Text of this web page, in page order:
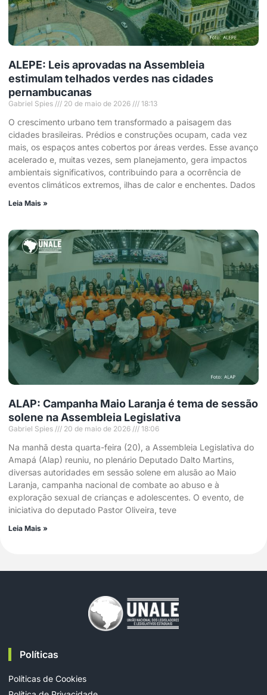
ALEPE: Leis aprovadas na Assembleia
estimulam telhados verdes nas cidades
pernambucanas
Gabriel Spies 20 de maio de 2026 18:13
O crescimento urbano tem transformado a paisagem das
cidades brasileiras. Prédios e construções ocupam, cada vez
mais, os espaços antes cobertos por áreas verdes. Esse avanço
acelerado e, muitas vezes, sem planejamento, gera impactos
ambientais significativos, contribuindo para a ocorrência de
eventos climáticos extremos, ilhas de calor e enchentes. Dados
Leia Mais »
ALAP: Campanha Maio Laranja é tema de sessão
solene na Assembleia Legislativa
Gabriel Spies 20 de maio de 2026 18:06
Na manhã desta quarta-feira (20), a Assembleia Legislativa do
Amapá (Alap) reuniu, no plenário Deputado Dalto Martins,
diversas autoridades em sessão solene em alusão ao Maio
Laranja, campanha nacional de combate ao abuso e à
exploração sexual de crianças e adolescentes. O evento, de
iniciativa do deputado Pastor Oliveira, teve
Leia Mais »
Políticas
Políticas de Cookies